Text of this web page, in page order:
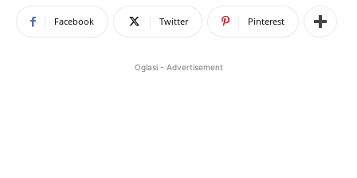
Facebook Twitter Pinterest
Oglasi - Advertisement